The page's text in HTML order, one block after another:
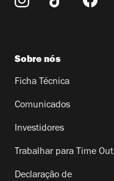
Sobre nós
Ficha Técnica
Comunicados
Investidores
Trabalhar para Time Out
Declaração de